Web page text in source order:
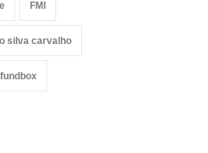
FMI
silva carvalho
fundbox